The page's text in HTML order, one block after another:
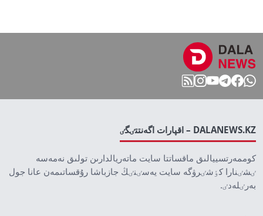
DALANEWS.KZ – اقپارات اگەنتتٸگٸ
كوممەرتسييالىق ماقساتتا سايت ماتەريالدارىن تولىق نەمەسە
ٸشٸنارا كٶشٸرۋگە سايت يەسٸنٸڭ جازباشا رۇقساتىمەن عانا جول
بەرٸلەدٸ.